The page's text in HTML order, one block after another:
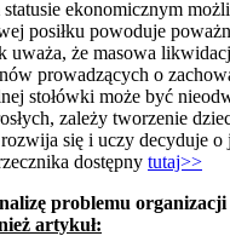
ekonomicznym
posiłku powoduje
uważa, że masowa
prowadzących o
stołówki może być
zależy tworzenie
się i uczy decyduje
dostępny tutaj>>
problemu
artykuł: